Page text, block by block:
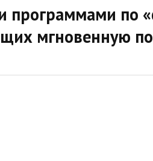
программами по
мгновенную